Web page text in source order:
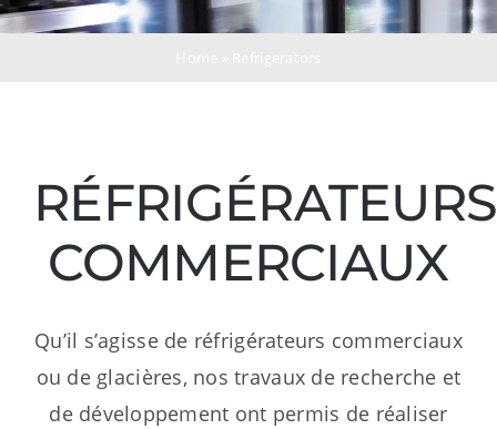
Ressources
RÉFRIGÉRATEURS
COMMERCIAUX
Qu’il s’agisse de réfrigérateurs commerciaux
ou de glacières, nos travaux de recherche et
de développement ont permis de réaliser